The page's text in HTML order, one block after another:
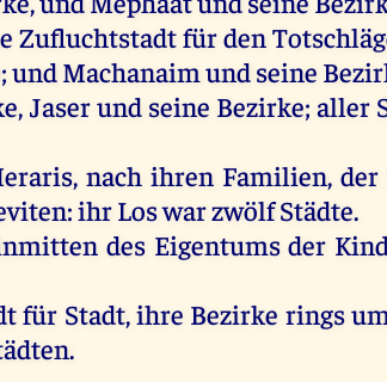
Zufluchtstadtfürden
und Machanaimund seine
Jaserund seine Bezirke; aller
,nach ihren Familien, der
:ihrLoswarzwölfStädte.
des Eigentums der
für Stadt,ihre Bezirke ringsum
.